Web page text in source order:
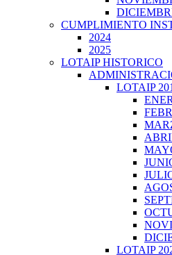
CUMPLIMIENTO
2024
2025
LOTAIP HISTORICO
LOTAIP
LOTAIP